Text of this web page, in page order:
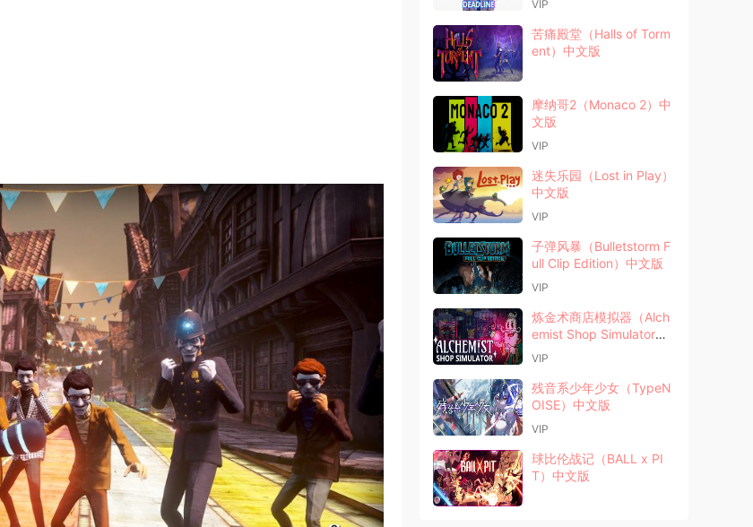
VIP
苦痛殿堂（Halls of Torm
ent）中文版
摩纳哥2（Monaco 2）中
文版
VIP
迷失乐园（Lost in Play）
中文版
VIP
子弹风暴（Bulletstorm F
ull Clip Edition）中文版
VIP
炼金术商店模拟器（Alch
emist Shop Simulator）
中文版
VIP
残音系少年少女（TypeN
OISE）中文版
VIP
球比伦战记（BALL x PI
T）中文版